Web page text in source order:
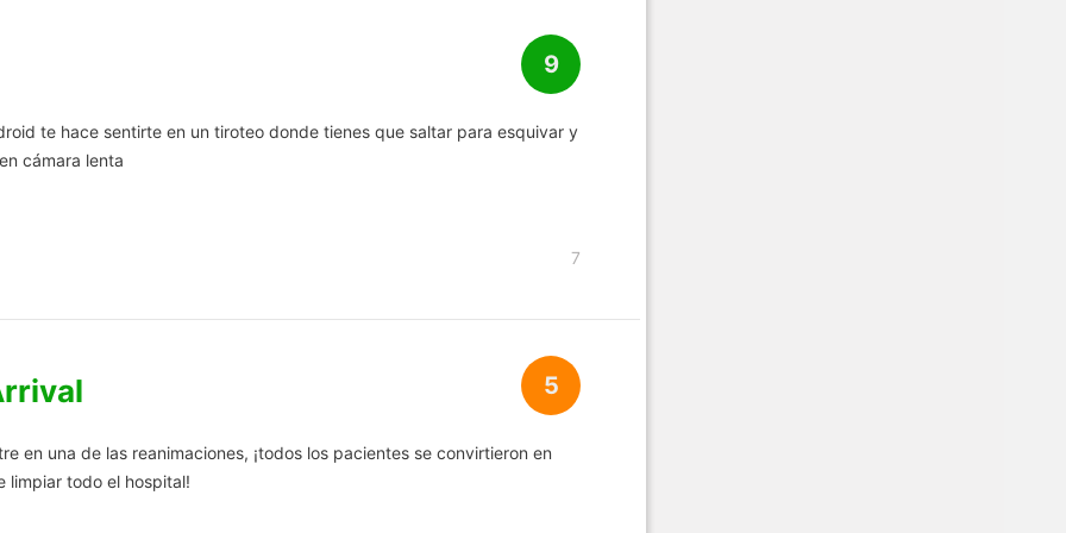
9
te hace sentirte en un tiroteo donde tienes que saltar para esquivar y
cámara lenta
7
5
en una de las reanimaciones, ¡todos los pacientes se convirtieron en
limpiar todo el hospital!